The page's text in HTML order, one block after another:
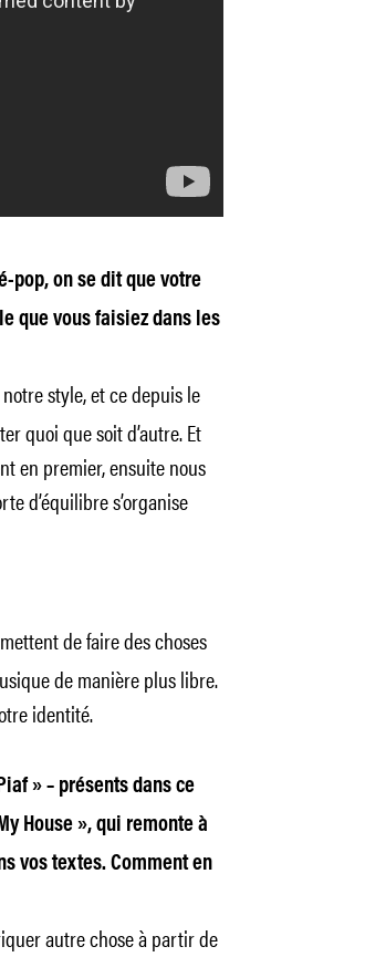
pop, on se dit que votre
que vous faisiez dans les
style, et ce depuis le
quoi que soit d’autre. Et
en premier, ensuite nous
d’équilibre s’organise
de faire des choses
de manière plus libre.
identité.
» – présents dans ce
House », qui remonte à
vos textes. Comment en
autre chose à partir de